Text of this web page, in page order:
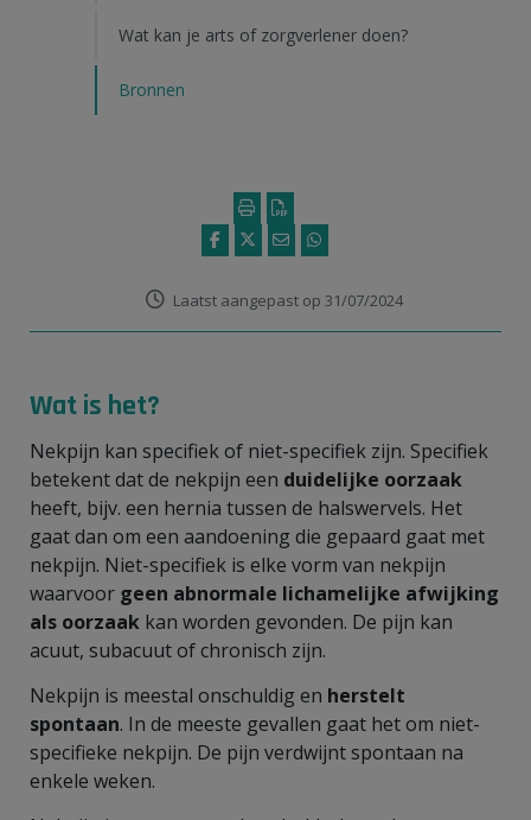
Wat kan je arts of zorgverlener doen?
Bronnen
Laatst aangepast op 31/07/2024
Wat is het?
Nekpijn kan specifiek of niet-specifiek zijn. Specifiek
betekent dat de nekpijn een duidelijke oorzaak
heeft, bijv. een hernia tussen de halswervels. Het
gaat dan om een aandoening die gepaard gaat met
nekpijn. Niet-specifiek is elke vorm van nekpijn
waarvoor geen abnormale lichamelijke afwijking
als oorzaak kan worden gevonden. De pijn kan
acuut, subacuut of chronisch zijn.
Nekpijn is meestal onschuldig en herstelt
spontaan. In de meeste gevallen gaat het om niet-
specifieke nekpijn. De pijn verdwijnt spontaan na
enkele weken.